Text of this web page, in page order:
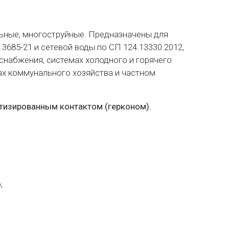
многоструйные. Предназначены для
21 и сетевой воды по СП 124.13330.2012,
системах холодного и горячего
коммунального хозяйства и частном
контактом (герконом).